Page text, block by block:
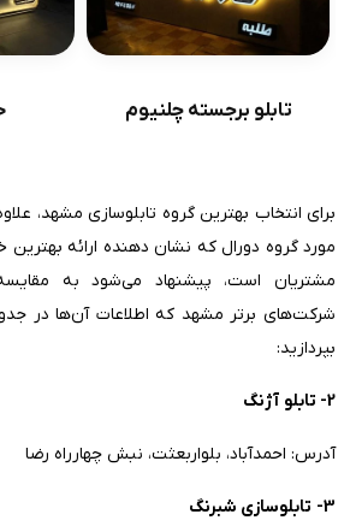
تابلو برجسته چلنیوم
برای انتخاب بهترین گروه تابلوسازی مشهد،
مورد گروه دورال که نشان دهنده ارائه
مشتریان است، پیشنهاد می‌شود به
شرکت‌های برتر مشهد که اطلاعات آن‌ها در
بپردازید:
2- تابلو آژنگ
آدرس: احمدآباد، بلواربعثت، نبش چهارراه رضا
3- تابلوسازی شبرنگ